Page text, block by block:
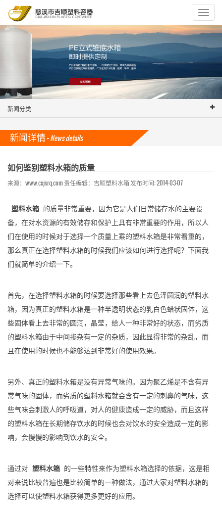
Toggle
新闻分类
新闻详情 -News details
如何鉴别塑料水箱的质量
来源：www.cxjsrq.com 责任编辑：吉顺塑料水箱 发布时间: 2014-03-07
塑料水箱 的质量非常重要，因为它是人们日常储存水的主要设
备，在对水资源的有效储存和保护上具有非常重要的作用，所以人
们在使用的时候对于选择一个质量上乘的塑料水箱是非常看重的，
那么真正在选择塑料水箱的时候我们应该如何进行选择呢？下面我
们就简单的介绍一下。
首先，在选择塑料水箱的时候要选择那些看上去色泽圆润的塑料水
箱，因为真正的塑料水箱是一种半透明状态的乳白色蜡状固体，这
些固体看上去非常的圆润，晶莹，给人一种非常好的状态，而劣质
的塑料水箱由于中间掺杂有一定的杂质，因此显得非常的杂乱，而
且在使用的时候也不能够达到非常好的使用效果。
另外、真正的塑料水箱是没有异常气味的。因为聚乙烯是不含有异
常气味的固体，而劣质的塑料水箱就会含有一定的刺鼻的气味，这
些气味会刺激人的呼吸道，对人的健康造成一定的威胁，而且这样
的塑料水箱在长期储存饮水的时候也会对饮水的安全造成一定的影
响，会慢慢的影响到饮水的安全。
通过对 塑料水箱 的一些特性来作为塑料水箱选择的依据，这是相
对来说比较普遍也是比较简单的一种做法，通过大家对塑料水箱的
选择可以使塑料水箱获得更多更好的应用。